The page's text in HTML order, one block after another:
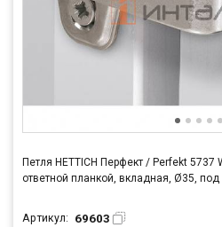
Петля HETTICH Перфект / Perfekt
ответной планкой, вкладная, Ø35, под
Артикул: 69603